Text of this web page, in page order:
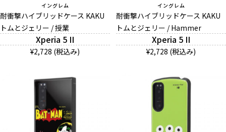
イングレム
耐衝撃ハイブリッドケース KAKU
トムとジェリー / 授業
Xperia 5 II
¥2,728 (税込み)
イングレム
耐衝撃ハイブリッドケース KAKU
トムとジェリー / Hammer
Xperia 5 II
¥2,728 (税込み)